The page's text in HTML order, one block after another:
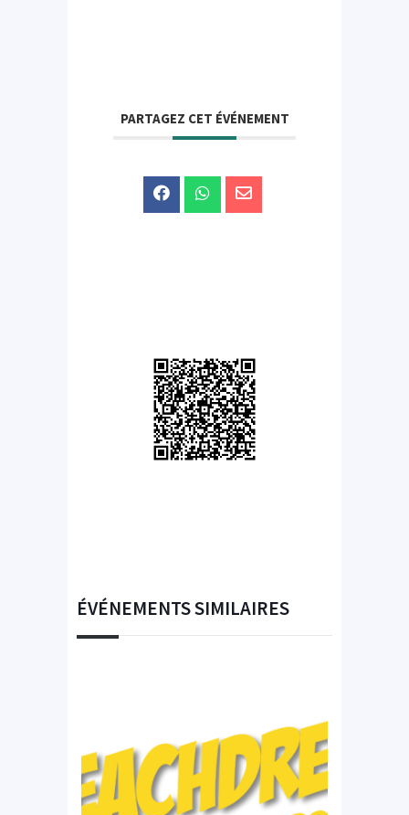
PARTAGEZ CET ÉVÉNEMENT
ÉVÉNEMENTS SIMILAIRES